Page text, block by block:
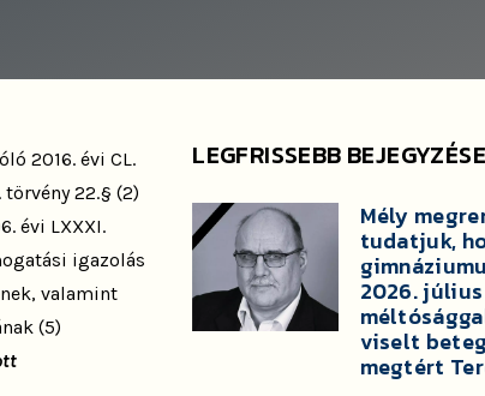
2016. évi CL.
22.§ (2)
évi LXXXI.
igazolás
valamint
(5)
LEGFRISSEBB
Mély
tudatjuk,
2026.
viselt
megtért